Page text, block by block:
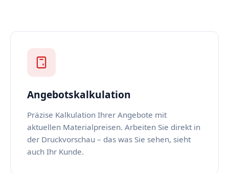
Angebotskalkulation
Präzise Kalkulation Ihrer Angebote mit
aktuellen Materialpreisen. Arbeiten Sie direkt in
der Druckvorschau – das was Sie sehen, sieht
auch Ihr Kunde.